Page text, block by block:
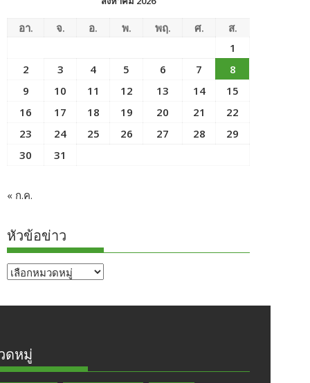
อา. จ. อ. พ. พฤ. ศ.
ส.
1
2
3 4 5 6 7
8
9
10 11 12 13 14
15
16
17 18 19 20 21
22
23
24 25 26 27 28
29
30
31
« ก.ค.
หัวข้อข่าว
หัวข้อ
ดหมู่